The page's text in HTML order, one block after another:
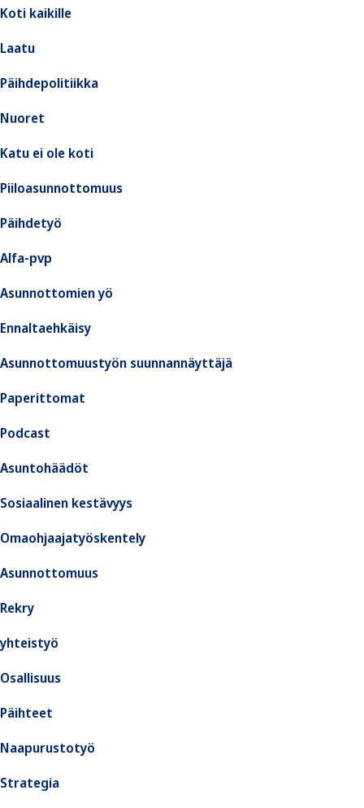
Koti kaikille
Laatu
Päihdepolitiikka
Nuoret
Katu ei ole koti
Piiloasunnottomuus
Päihdetyö
Alfa-pvp
Asunnottomien yö
Ennaltaehkäisy
Asunnottomuustyön suunnannäyttäjä
Paperittomat
Podcast
Asuntohäädöt
Sosiaalinen kestävyys
Omaohjaajatyöskentely
Asunnottomuus
Rekry
yhteistyö
Osallisuus
Päihteet
Naapurustotyö
Strategia